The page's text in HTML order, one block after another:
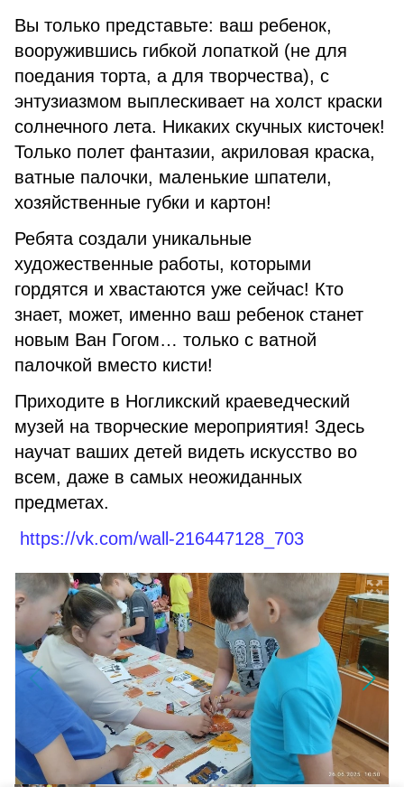
Вы только представьте: ваш ребенок,
вооружившись гибкой лопаткой (не для
поедания торта, а для творчества), с
энтузиазмом выплескивает на холст краски
солнечного лета. Никаких скучных кисточек!
Только полет фантазии, акриловая краска,
ватные палочки, маленькие шпатели,
хозяйственные губки и картон!
Ребята создали уникальные
художественные работы, которыми
гордятся и хвастаются уже сейчас! Кто
знает, может, именно ваш ребенок станет
новым Ван Гогом… только с ватной
палочкой вместо кисти!
Приходите в Ногликский краеведческий
музей на творческие мероприятия! Здесь
научат ваших детей видеть искусство во
всем, даже в самых неожиданных
предметах.
https://vk.com/wall-216447128_703